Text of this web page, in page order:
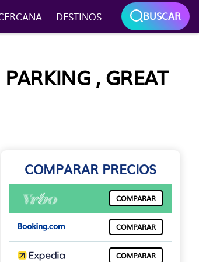
DESTINOS BUSCAR
, GREAT
COMPARAR PRECIOS
COMPARAR
COMPARAR
COMPARAR